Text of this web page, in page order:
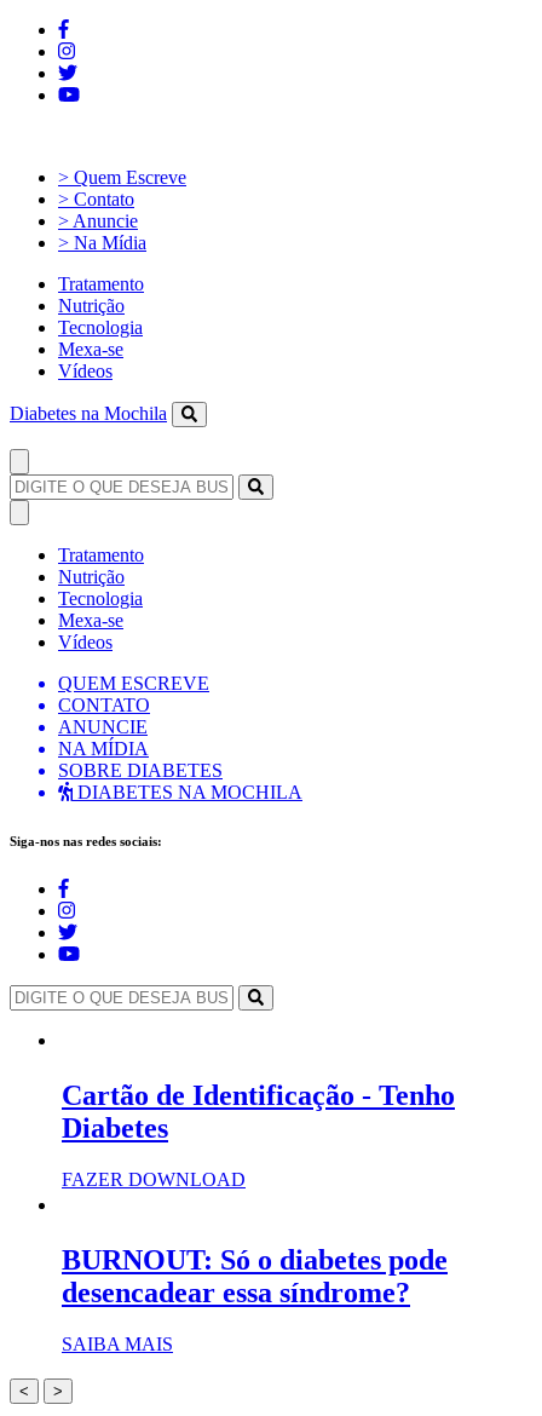
> Quem Escreve
> Contato
> Anuncie
> Na Mídia
Tratamento
Nutrição
Tecnologia
Mexa-se
Vídeos
Diabetes na Mochila
Tratamento
Nutrição
Tecnologia
Mexa-se
Vídeos
QUEM ESCREVE
CONTATO
ANUNCIE
NA MÍDIA
SOBRE DIABETES
DIABETES NA MOCHILA
Siga-nos nas redes sociais:
Cartão de Identificação - Tenho
Diabetes
FAZER DOWNLOAD
BURNOUT: Só o diabetes pode
desencadear essa síndrome?
SAIBA MAIS
< >